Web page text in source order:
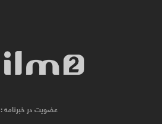
عضویت در خبرنامه :